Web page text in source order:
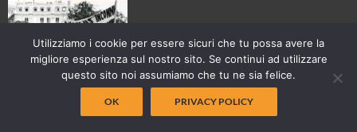
Utilizziamo i cookie per essere sicuri che tu possa avere la
migliore esperienza sul nostro sito. Se continui ad utilizzare
questo sito noi assumiamo che tu ne sia felice.
OK PRIVACY POLICY